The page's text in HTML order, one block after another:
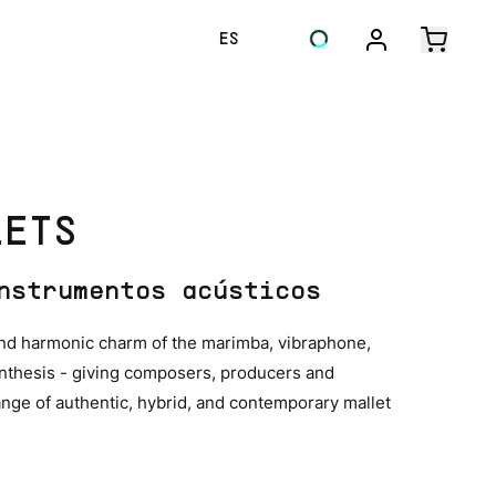
ES
acústicos
harmonic charm of the marimba, vibraphone,
- giving composers, producers and
of authentic, hybrid, and contemporary mallet